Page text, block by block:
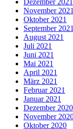
Dezember 2021
November 2021
Oktober 2021
September 2021
August 2021
Juli 2021
Juni 2021
Mai 2021
April 2021
März 2021
Februar 2021
Januar 2021
Dezember 2020
November
Oktober 2020